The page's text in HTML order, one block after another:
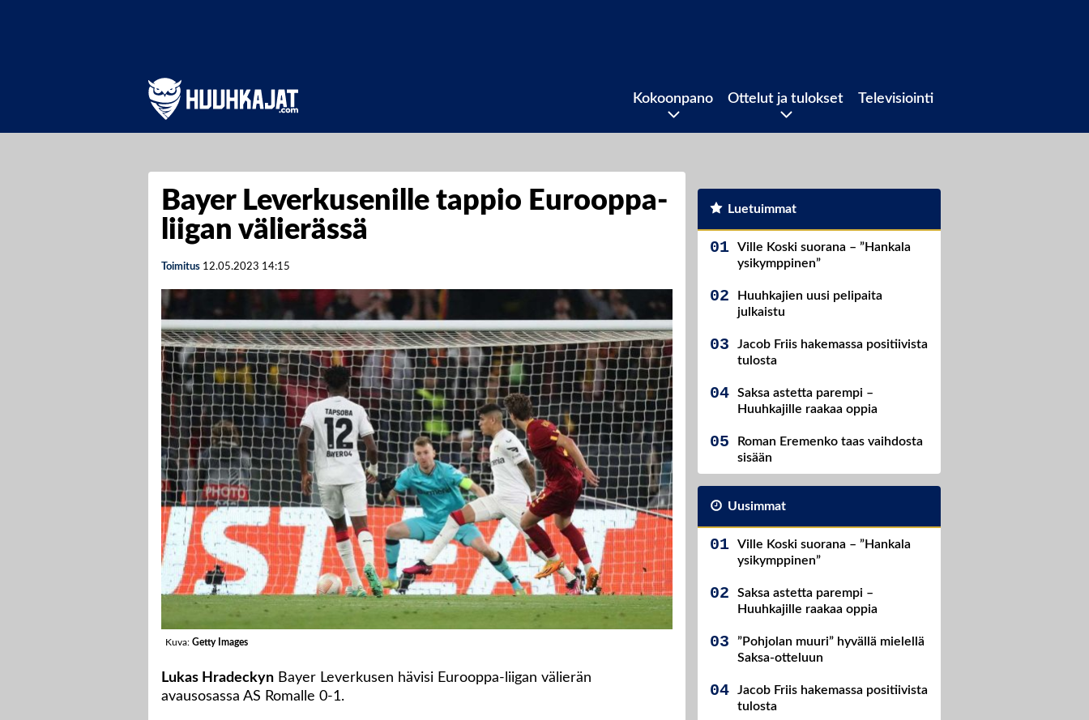
Kokoonpano Ottelut ja tulokset Televisiointi
Bayer Leverkusenille tappio Eurooppa-
liigan välierässä
Toimitus 12.05.2023 14:15
Kuva: Getty Images
Lukas Hradeckyn Bayer Leverkusen hävisi Eurooppa-liigan välierän
avausosassa AS Romalle 0-1.
Luetuimmat
Ville Koski suorana – ”Hankala
ysikymppinen”
Huuhkajien uusi pelipaita
julkaistu
Jacob Friis hakemassa positiivista
tulosta
Saksa astetta parempi –
Huuhkajille raakaa oppia
Roman Eremenko taas vaihdosta
sisään
Uusimmat
Ville Koski suorana – ”Hankala
ysikymppinen”
Saksa astetta parempi –
Huuhkajille raakaa oppia
”Pohjolan muuri” hyvällä mielellä
Saksa-otteluun
Jacob Friis hakemassa positiivista
tulosta